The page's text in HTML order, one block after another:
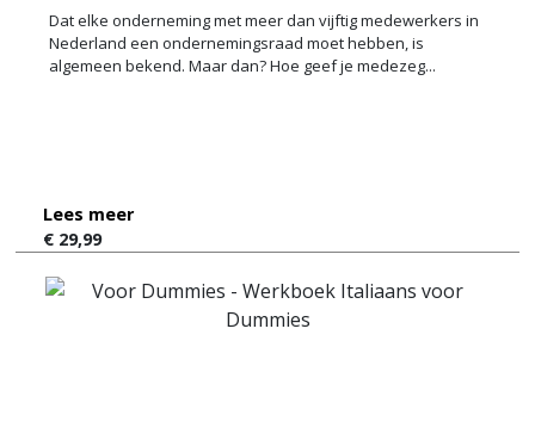
Dat elke onderneming met meer dan vijftig medewerkers in
Nederland een ondernemingsraad moet hebben, is
algemeen bekend. Maar dan? Hoe geef je medezeg...
Lees meer
€ 29,99